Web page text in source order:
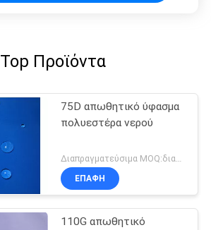
Top Προϊόντα
75D απωθητικό ύφασμα
πολυεστέρα νερού
ΕΠΑΦΉ
110G απωθητικό